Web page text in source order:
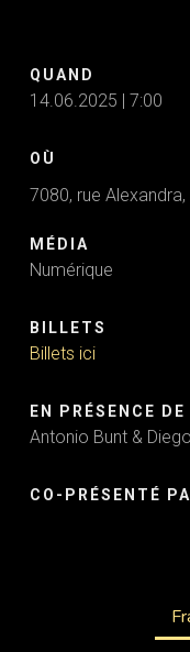
QUAND
14.06.2025 | 7:00
OÙ
7080, rue
MÉDIA
Numérique
BILLETS
Billets ici
EN PRÉSENCE DE
Antonio Bunt &
CO-PRÉSENTÉ